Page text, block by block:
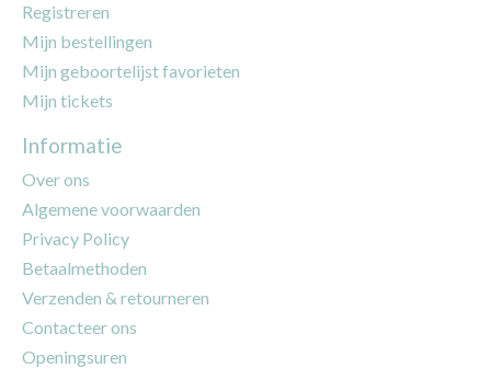
Registreren
Mijn bestellingen
Mijn geboortelijst favorieten
Mijn tickets
Informatie
Over ons
Algemene voorwaarden
Privacy Policy
Betaalmethoden
Verzenden & retourneren
Contacteer ons
Openingsuren